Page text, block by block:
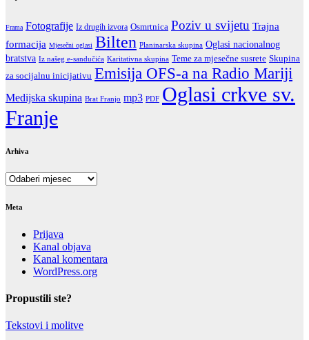
Frama Fotografije Iz drugih izvora Osmrtnica Poziv u svijetu Trajna
formacija Mjesečni oglasi Bilten Planinarska skupina Oglasi nacionalnog
bratstva Iz našeg e-sandučića Karitativna skupina Teme za mjesečne susrete Skupina
za socijalnu inicijativu Emisija OFS-a na Radio Mariji
Medijska skupina Brat Franjo mp3 PDF Oglasi crkve sv.
Franje
Arhiva
Arhiva
Meta
Prijava
Kanal objava
Kanal komentara
WordPress.org
Propustili ste?
Tekstovi i molitve